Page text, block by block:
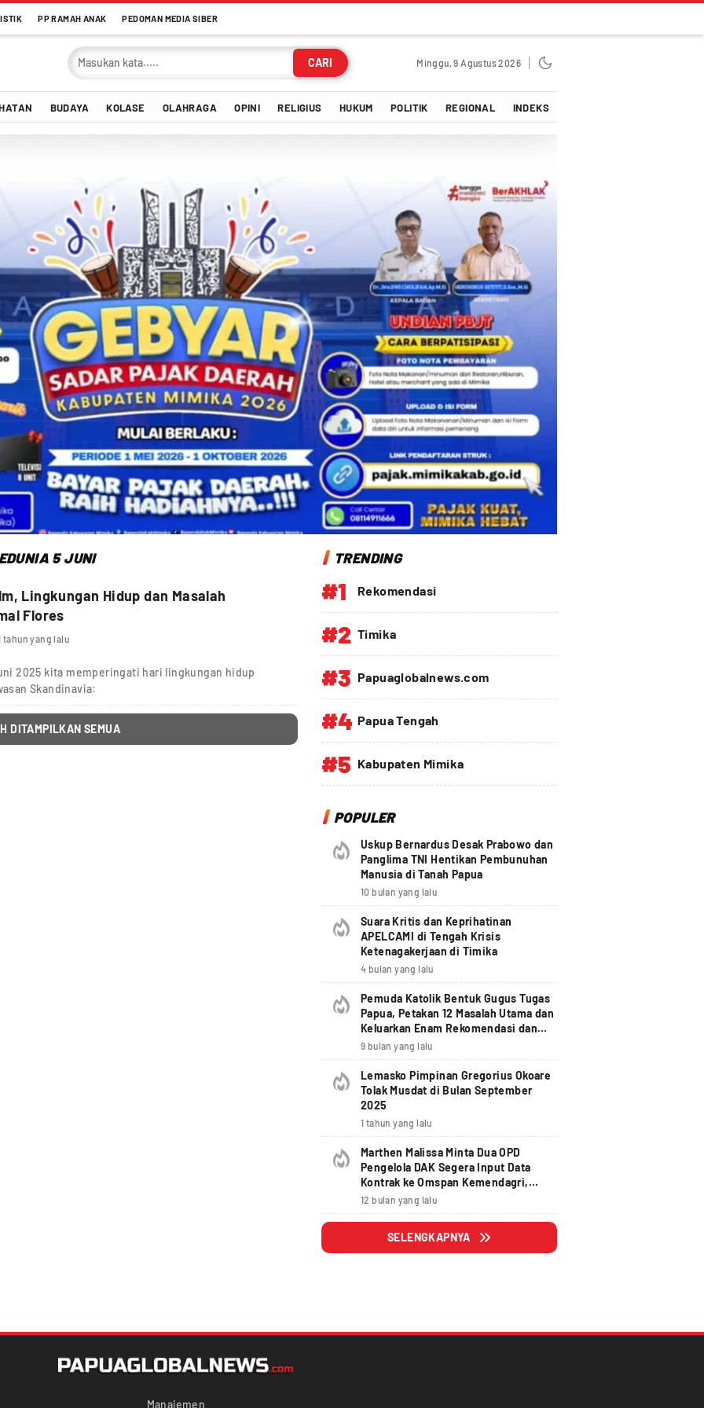
PP RAMAH ANAK PEDOMAN MEDIA SIBER
CARI Minggu, 9 Agustus 2026
BUDAYA KOLASE OLAHRAGA OPINI RELIGIUS HUKUM POLITIK REGIONAL INDEKS
5 JUNI
Lingkungan Hidup dan Masalah
Flores
tahun yang lalu
2025 kita memperingati hari lingkungan hidup
Skandinavia:
DITAMPILKAN SEMUA
TRENDING
#1 Rekomendasi
#2 Timika
#3 Papuaglobalnews.com
#4 Papua Tengah
#5 Kabupaten Mimika
POPULER
Uskup Bernardus Desak Prabowo dan
Panglima TNI Hentikan Pembunuhan
Manusia di Tanah Papua
10 bulan yang lalu
Suara Kritis dan Keprihatinan
APELCAMI di Tengah Krisis
Ketenagakerjaan di Timika
4 bulan yang lalu
Pemuda Katolik Bentuk Gugus Tugas
Papua, Petakan 12 Masalah Utama dan
Keluarkan Enam Rekomendasi dan
Seruan Moral Nasional
9 bulan yang lalu
Lemasko Pimpinan Gregorius Okoare
Tolak Musdat di Bulan September
2025
1 tahun yang lalu
Marthen Malissa Minta Dua OPD
Pengelola DAK Segera Input Data
Kontrak ke Omspan Kemendagri,
Lewat Tanggal 29 Agustus 2025
Hangus
12 bulan yang lalu
SELENGKAPNYA
Manajemen